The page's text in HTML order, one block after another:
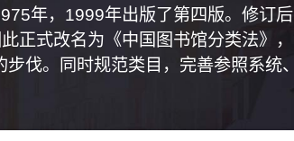
年，1999年出版了第四版。修订
正式改名为《中国图书馆分类法》
伐。同时规范类目，完善参照系统